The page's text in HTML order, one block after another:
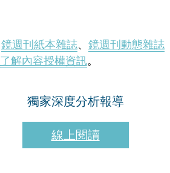
鏡週刊紙本雜誌、 鏡週刊動態雜誌
了解內容授權資訊。
獨家深度分析報導
線上閱讀